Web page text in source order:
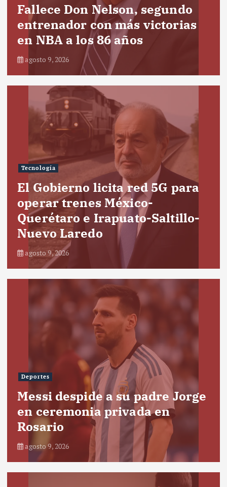
Fallece Don Nelson, segundo
entrenador con más victorias
en NBA a los 86 años
agosto 9, 2026
Tecnología
El Gobierno licita red 5G para
operar trenes México-
Querétaro e Irapuato-Saltillo-
Nuevo Laredo
agosto 9, 2026
Deportes
Messi despide a su padre Jorge
en ceremonia privada en
Rosario
agosto 9, 2026